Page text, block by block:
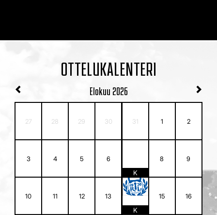
OTTELUKALENTERI
Elokuu 2026
27 28 29 30 31 1 2
3 4 5 6
K
8 9
10 11 12 13
14
K
15 16